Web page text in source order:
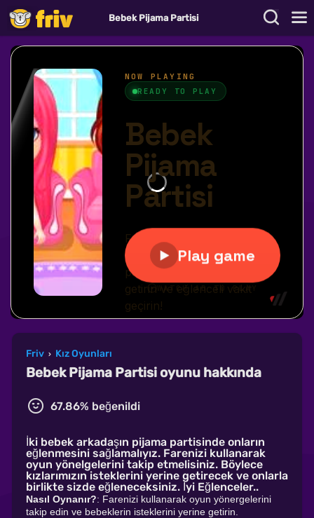
Bebek Pijama Partisi
Friv › Kız Oyunları
Bebek Pijama Partisi oyunu hakkında
67.86% beğenildi
İki bebek arkadaşın pijama partisinde onların
eğlenmesini sağlamalıyız. Farenizi kullanarak
oyun yönelgelerini takip etmelisiniz. Böylece
kızlarımızın isteklerini yerine getirecek ve onlarla
birlikte sizde eğleneceksiniz. İyi Eğlenceler..
Nasıl Oynanır?: Farenizi kullanarak oyun yönergelerini
takip edin ve bebeklerin isteklerini yerine getirin.